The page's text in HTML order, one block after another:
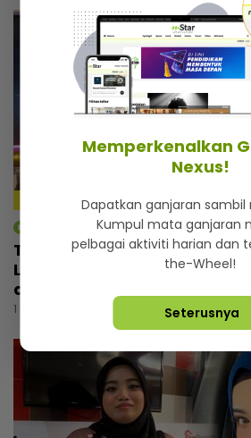
mStar | Hiburan
Tebalkan muka jual air kopi,
Lawak cemburu bila tengok
ada perniagaan
1 hari lalu
Memperkenalkan
Nexus!
Dapatkan ganjaran
Kumpul mata ganjaran
pelbagai aktiviti harian dan
the-Wheel!
Seterusnya